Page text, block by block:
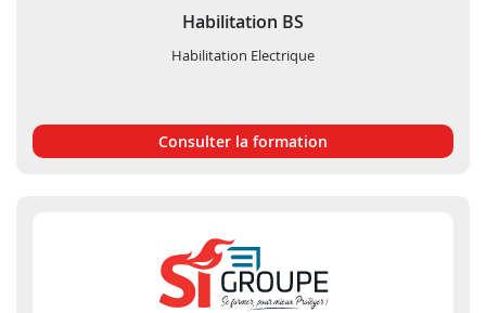
Habilitation BS
Habilitation Electrique
Consulter la formation